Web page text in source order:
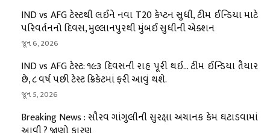
IND vs AFG ટેસ્ટથી લઈને નવા T20 કેપ્ટન સુધી, ટીમ ઈન્ડિયા માટે
પરિવર્તનનો દિવસ, મુલ્લાનપુરથી મુંબઈ સુધીની એક્શન
જૂન 6, 2026
IND vs AFG ટેસ્ટ: ૧૯૩ દિવસની રાહ પૂરી થઈ… ટીમ ઈન્ડિયા તૈયાર
છે, ૮ વર્ષ પછી ટેસ્ટ ક્રિકેટમાં ફરી આવું થશે.
જૂન 5, 2026
Breaking News : સૌરવ ગાંગુલીની સુરક્ષા અચાનક કેમ ઘટાડવામાં